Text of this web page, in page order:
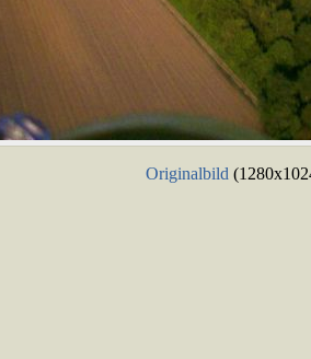
Originalbild